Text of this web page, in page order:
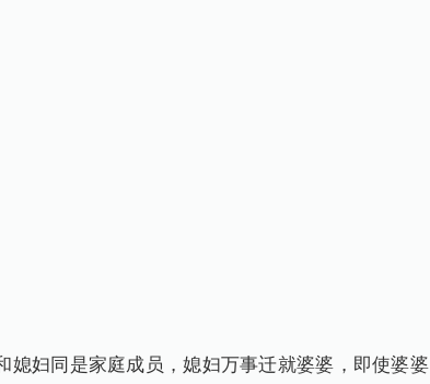
妇同是家庭成员，媳妇万事迁就婆婆，即使婆婆